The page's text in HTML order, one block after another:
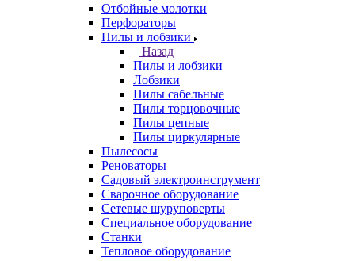
Отбойные молотки
Перфораторы
Пилы и лобзики
Назад
Пилы и лобзики
Лобзики
Пилы сабельные
Пилы торцовочные
Пилы цепные
Пилы циркулярные
Пылесосы
Реноваторы
Садовый электроинструмент
Сварочное оборудование
Сетевые шуруповерты
Специальное оборудование
Станки
Тепловое оборудование